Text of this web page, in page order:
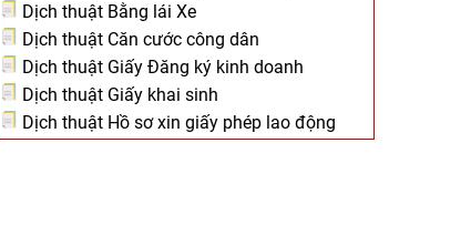
Dịch thuật Bằng lái Xe
Dịch thuật Căn cước công dân
Dịch thuật Giấy Đăng ký kinh doanh
Dịch thuật Giấy khai sinh
Dịch thuật Hồ sơ xin giấy phép lao động